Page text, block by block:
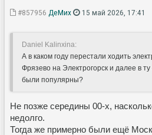
#857956 ДеМих 15 май 2026, 17:41
Daniel Kalinxina:
А в каком году перестали ходить
Фрязево на Электрогорск и далее в
были популярны?
Не позже середины 00-х,
недолго.
Тогда же примерно были ещё